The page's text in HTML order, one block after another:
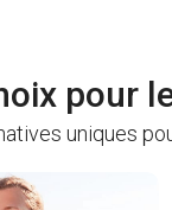
pour
uniques